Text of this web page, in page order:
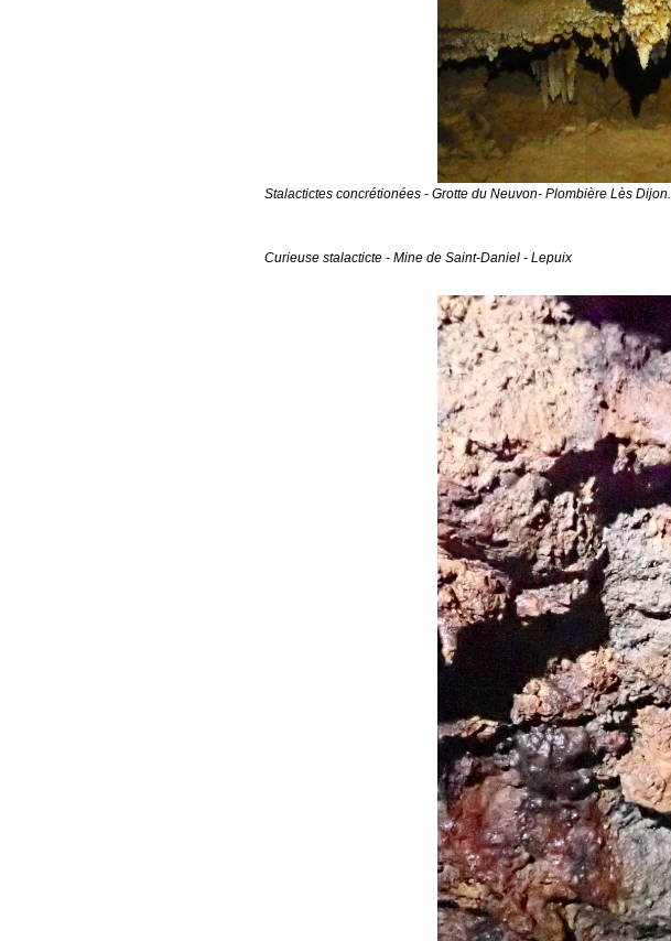
Stalactictes concrétionées - Grotte du Neuvon- Plombière Lès Dijon...
Curieuse stalacticte - Mine de Saint-Daniel - Lepuix